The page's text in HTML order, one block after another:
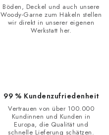
Böden, Deckel und auch unsere
Woody-Garne zum Häkeln stellen
wir direkt in unserer eigenen
Werkstatt her.
99 % Kundenzufriedenheit
Vertrauen von über 100.000
Kundinnen und Kunden in
Europa, die Qualität und
schnelle Lieferung schätzen.